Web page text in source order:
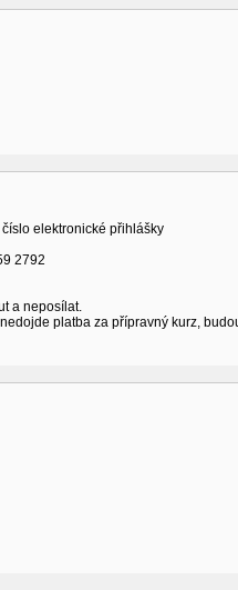
elektronické přihlášky
2792
a neposílat.
platba za přípravný kurz,